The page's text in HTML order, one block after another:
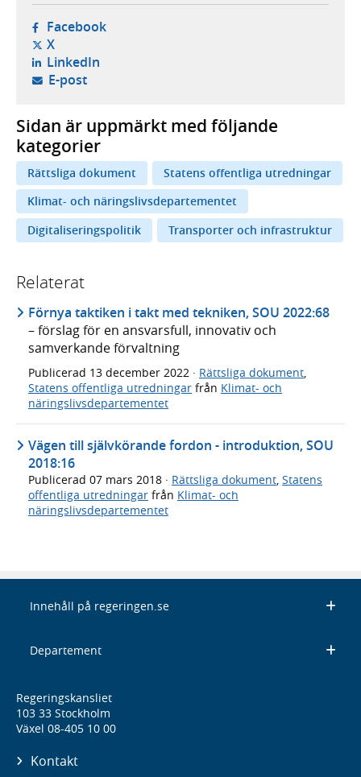
Facebook- öppnas i ny flik, extern webbplats,
X- öppnas i ny flik, extern webbplats,
LinkedIn- öppnas i ny flik, extern webbplats,
E-post- öppnar din e-postklient,
Sidan är uppmärkt med följande
kategorier
Rättsliga dokument
Statens offentliga utredningar
Klimat- och näringslivsdepartementet
Digitaliseringspolitik
Transporter och infrastruktur
Relaterat
Förnya taktiken i takt med tekniken, SOU 2022:68
– förslag för en ansvarsfull, innovativ och
samverkande förvaltning
Publicerad 13 december 2022 · Rättsliga dokument,
Statens offentliga utredningar från Klimat- och
näringslivsdepartementet
Vägen till självkörande fordon - introduktion, SOU
2018:16
Publicerad 07 mars 2018 · Rättsliga dokument, Statens
offentliga utredningar från Klimat- och
näringslivsdepartementet
Innehåll på regeringen.se
Departement
Regeringskansliet
103 33 Stockholm
Växel 08-405 10 00
Kontakt